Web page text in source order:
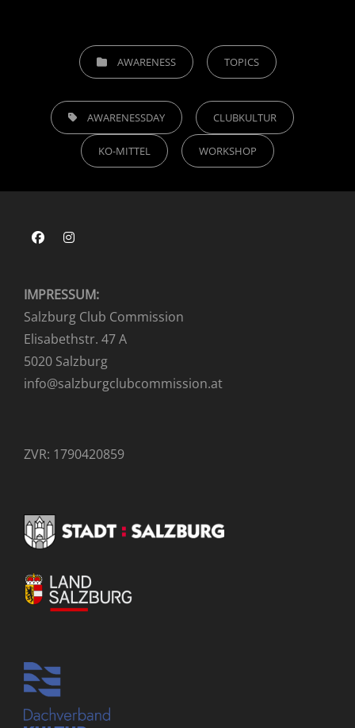
CATEGORIESAWARENESS TOPICS
TAGS, AWARENESSDAY CLUBKULTUR
KO-MITTEL WORKSHOP
FacebookInstagram
IMPRESSUM:
Salzburg Club Commission
Elisabethstr. 47 A
5020 Salzburg
info@salzburgclubcommission.at
ZVR: 1790420859